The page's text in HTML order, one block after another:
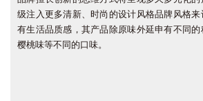
级注入更多清新、时尚的设计风格品牌风格
有生活品质感，其产品除原味外延申有不同的
樱桃味等不同的口味。